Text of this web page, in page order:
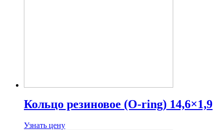
Кольцо резиновое (O-ring) 14,6×1,9
Узнать цену